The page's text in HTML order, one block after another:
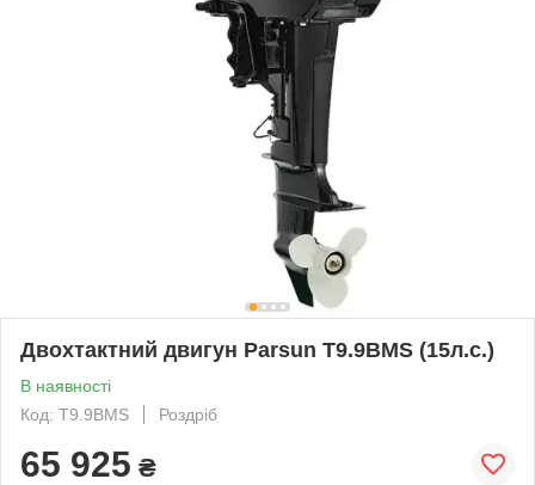
Двохтактний двигун Parsun T9.9BMS (15л.с.)
В наявності
Код: T9.9BMS
Роздріб
65 925 ₴